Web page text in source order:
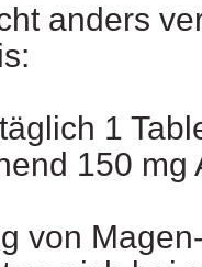
anders
1
150 mg
von